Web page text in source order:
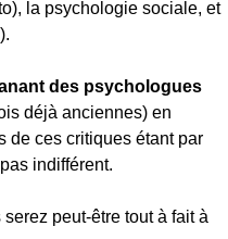
la psychologie sociale, et
des psychologues
déjà anciennes) en
de ces critiques étant par
indifférent.
peut-être tout à fait à